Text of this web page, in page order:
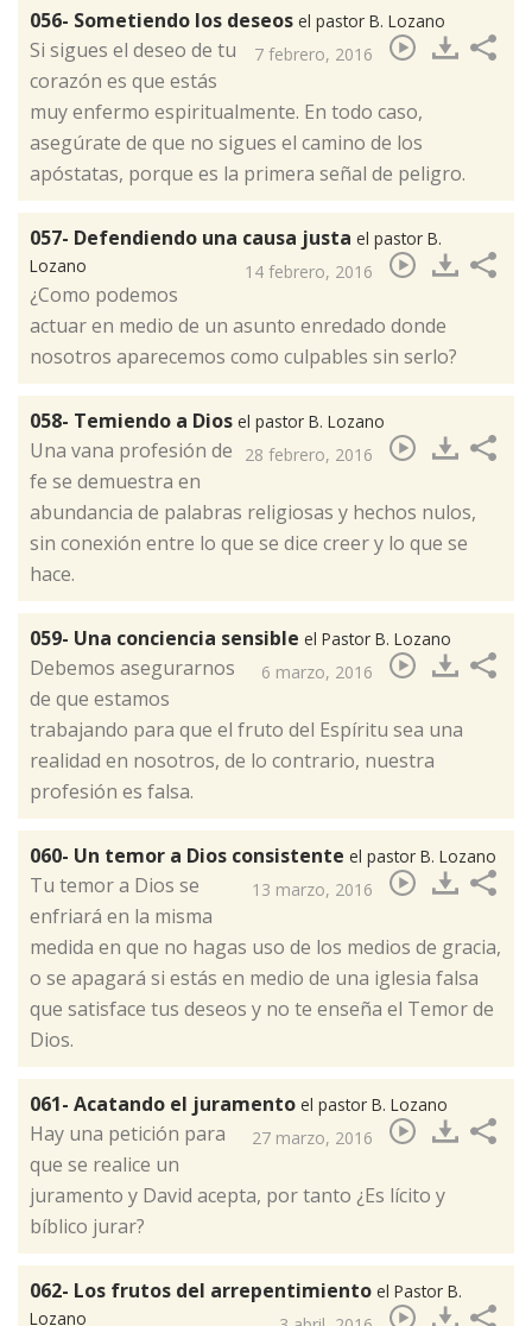
056- Sometiendo los deseos el pastor B. Lozano
7 febrero, 2016
​Si sigues el deseo de tu
corazón es que estás
muy enfermo espiritualmente. En todo caso,
asegúrate de que no sigues el camino de los
apóstatas, porque es la primera señal de peligro.
057- Defendiendo una causa justa el pastor B.
Lozano
14 febrero, 2016
​¿Como podemos
actuar en medio de un asunto enredado donde
nosotros aparecemos como culpables sin serlo?
058- Temiendo a Dios el pastor B. Lozano
28 febrero, 2016
​Una vana profesión de
fe se demuestra en
abundancia de palabras religiosas y hechos nulos,
sin conexión entre lo que se dice creer y lo que se
hace.
059- Una conciencia sensible el Pastor B. Lozano
6 marzo, 2016
​Debemos asegurarnos
de que estamos
trabajando para que el fruto del Espíritu sea una
realidad en nosotros, de lo contrario, nuestra
profesión es falsa.
060- Un temor a Dios consistente el pastor B. Lozano
13 marzo, 2016
​Tu temor a Dios se
enfriará en la misma
medida en que no hagas uso de los medios de gracia,
o se apagará si estás en medio de una iglesia falsa
que satisface tus deseos y no te enseña el Temor de
Dios.
061- Acatando el juramento el pastor B. Lozano
27 marzo, 2016
​Hay una petición para
que se realice un
juramento y David acepta, por tanto ¿Es lícito y
bíblico jurar?
062- Los frutos del arrepentimiento el Pastor B.
Lozano